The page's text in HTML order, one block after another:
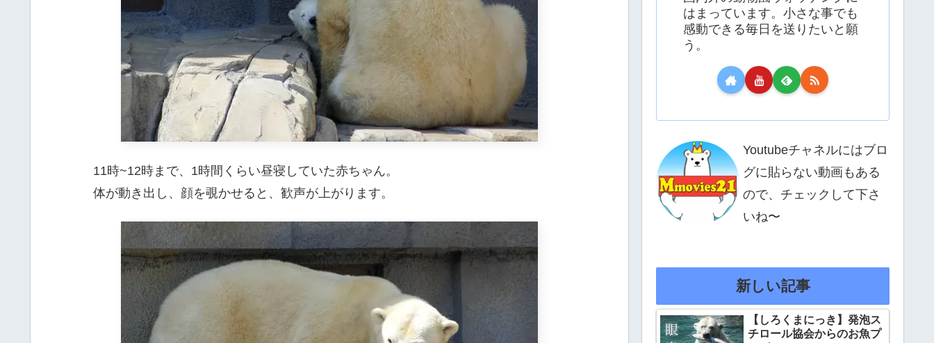
11時~12時まで、1時間くらい昼寝していた赤ちゃん。
体が動き出し、顔を覗かせると、歓声が上がります。
はまっています。小さな事でも
感動できる毎日を送りたいと願
う。
Youtubeチャネルにはブロ
グに貼らない動画もある
ので、チェックして下さ
いね〜
新しい記事
【しろくまにっき】発泡ス
チロール協会からのお魚プ